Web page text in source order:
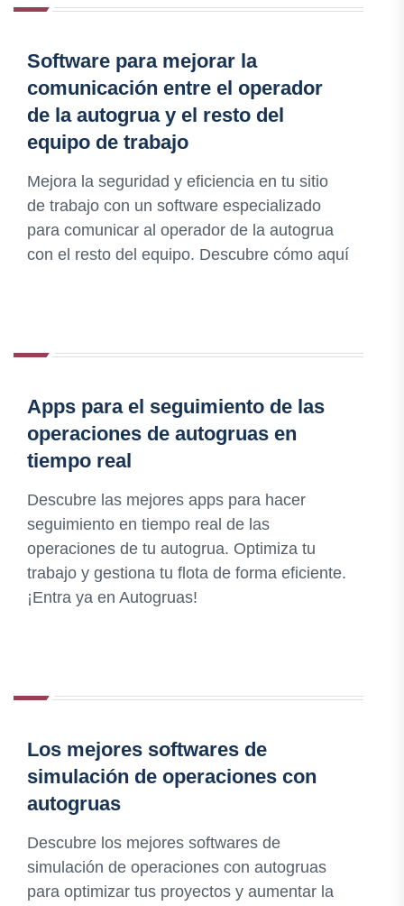
Software para mejorar la
comunicación entre el operador
de la autogrua y el resto del
equipo de trabajo
Mejora la seguridad y eficiencia en tu sitio
de trabajo con un software especializado
para comunicar al operador de la autogrua
con el resto del equipo. Descubre cómo aquí
Apps para el seguimiento de las
operaciones de autogruas en
tiempo real
Descubre las mejores apps para hacer
seguimiento en tiempo real de las
operaciones de tu autogrua. Optimiza tu
trabajo y gestiona tu flota de forma eficiente.
¡Entra ya en Autogruas!
Los mejores softwares de
simulación de operaciones con
autogruas
Descubre los mejores softwares de
simulación de operaciones con autogruas
para optimizar tus proyectos y aumentar la